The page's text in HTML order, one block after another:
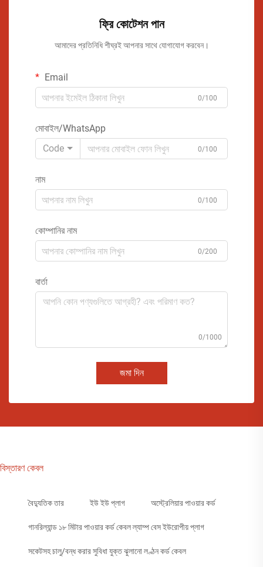
ফ্রি কোটেশন পান
আমাদের প্রতিনিধি শীঘ্রই আপনার সাথে যোগাযোগ করবেন।
Email
0/100
মোবাইল/WhatsApp
Code
0/100
নাম
0/100
কোম্পানির নাম
0/200
বার্তা
0/1000
জমা দিন
বিস্তারণ কেবল
বৈদ্যুতিক তার ইউ ইউ প্লাগ অস্ট্রেলিয়ার পাওয়ার কর্ড
গানরিল্যান্ড ১৮ মিটার পাওয়ার কর্ড কেবল ল্যাম্প বেস ইউরোপীয় প্লাগ
সকেটসহ চালু/বন্ধ করার সুবিধা যুক্ত ঝুলানো লণ্ঠন কর্ড কেবল